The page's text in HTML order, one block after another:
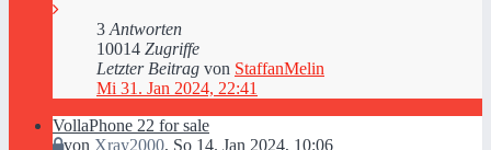
3 Antworten
10014 Zugriffe
Letzter Beitrag von StaffanMelin
Mi 31. Jan 2024, 22:41
VollaPhone 22 for sale
von Xray2000, So 14. Jan 2024, 10:06